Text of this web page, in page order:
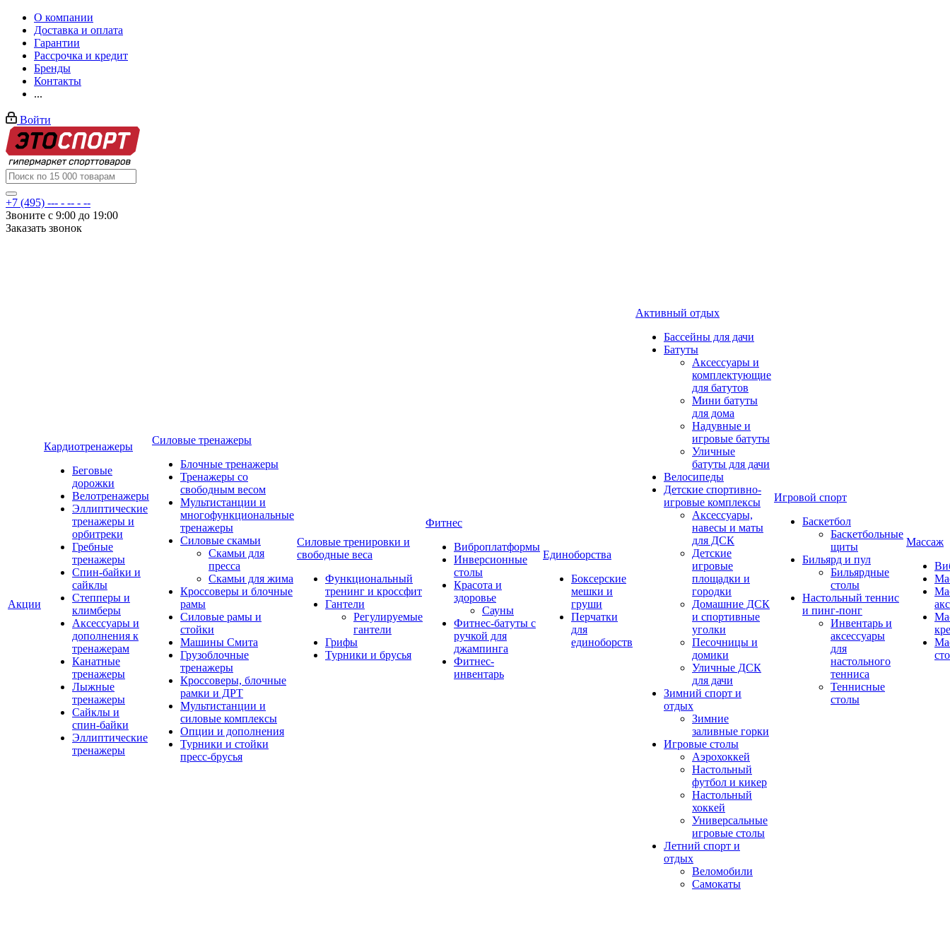
О компании
Доставка и оплата
Гарантии
Рассрочка и кредит
Бренды
Контакты
...
Войти
+7 (495) --- - -- - --
Звоните с 9:00 до 19:00
Заказать звонок
Акции
Кардиотренажеры
Беговые
дорожки
Велотренажеры
Эллиптические
тренажеры и
орбитреки
Гребные
тренажеры
Спин-байки и
сайклы
Степперы и
климберы
Аксессуары и
дополнения к
тренажерам
Канатные
тренажеры
Лыжные
тренажеры
Сайклы и
спин-байки
Эллиптические
тренажеры
Силовые тренажеры
Блочные тренажеры
Тренажеры со
свободным весом
Мультистанции и
многофункциональные
тренажеры
Силовые скамьи
Скамьи для
пресса
Скамьи для жима
Кроссоверы и блочные
рамы
Силовые рамы и
стойки
Машины Смита
Грузоблочные
тренажеры
Кроссоверы, блочные
рамки и ДРТ
Мультистанции и
силовые комплексы
Опции и дополнения
Турники и стойки
пресс-брусья
Силовые тренировки и
свободные веса
Функциональный
тренинг и кроссфит
Гантели
Регулируемые
гантели
Грифы
Турники и брусья
Фитнес
Виброплатформы
Инверсионные
столы
Красота и
здоровье
Сауны
Фитнес-батуты с
ручкой для
джампинга
Фитнес-
инвентарь
Единоборства
Боксерские
мешки и
груши
Перчатки
для
единоборств
Активный отдых
Бассейны для дачи
Батуты
Аксессуары и
комплектующие
для батутов
Мини батуты
для дома
Надувные и
игровые батуты
Уличные
батуты для дачи
Велосипеды
Детские спортивно-
игровые комплексы
Аксессуары,
навесы и маты
для ДСК
Детские
игровые
площадки и
городки
Домашние ДСК
и спортивные
уголки
Песочницы и
домики
Уличные ДСК
для дачи
Зимний спорт и
отдых
Зимние
заливные горки
Игровые столы
Аэрохоккей
Настольный
футбол и кикер
Настольный
хоккей
Универсальные
игровые столы
Летний спорт и
отдых
Веломобили
Самокаты
Игровой спорт
Баскетбол
Баскетбольные
щиты
Бильярд и пул
Бильярдные
столы
Настольный теннис
и пинг-понг
Инвентарь и
аксессуары
для
настольного
тенниса
Теннисные
столы
Массаж